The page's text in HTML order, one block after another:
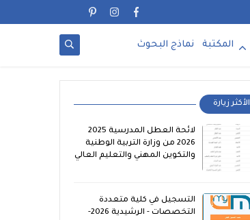
المكتبة نماذج البحوث
الأكثر زيارة
لائحة العطل المدرسية 2025
2026 من وزارة التربية الوطنية
والتكوين المهني والتعليم العالي
التسجيل في كلية متعددة
التخصصات - الرشيدية 2026-